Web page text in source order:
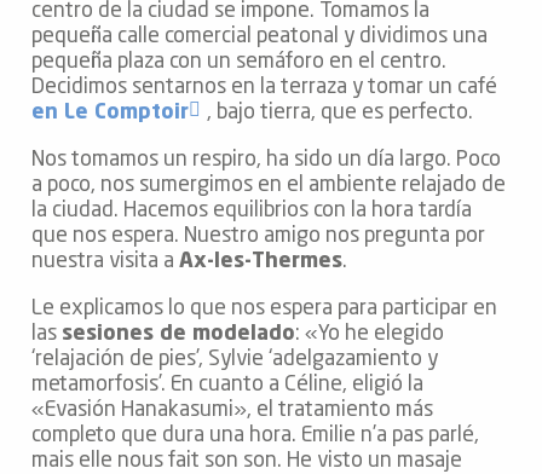
centro de la ciudad se impone. Tomamos la
pequeña calle comercial peatonal y dividimos una
pequeña plaza con un semáforo en el centro.
Decidimos sentarnos en la terraza y tomar un café
en Le Comptoir
, bajo tierra, que es perfecto.
Nos tomamos un respiro, ha sido un día largo. Poco
a poco, nos sumergimos en el ambiente relajado de
la ciudad. Hacemos equilibrios con la hora tardía
que nos espera. Nuestro amigo nos pregunta por
nuestra visita aAx-les-Thermes.
Le explicamos lo que nos espera para participar en
las sesiones de modelado: «Yo he elegido
‘relajación de pies’, Sylvie ‘adelgazamiento y
metamorfosis’. En cuanto a Céline, eligió la
«Evasión Hanakasumi», el tratamiento más
completo que dura una hora. Emilie n’a pas parlé,
mais elle nous fait son son. He visto un masaje